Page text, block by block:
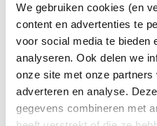
We gebruiken cookies (en
content en advertenties te
voor social media te bieden
analyseren. Ook delen we
onze site met onze partners
adverteren en analyse.
gegevens combineren met
onderwerpen en
Aan de slag
Direct zelf